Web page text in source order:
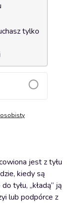
tylko
jest z tyłu
kiedy są
tyłu, „kładą” ją
lub podpórce z